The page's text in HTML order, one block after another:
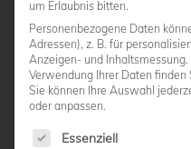
SC Preußen
Erkenschwick
um Erlaubnis bitten.
Personenbezogene Daten
Adressen), z. B. für
Anzeigen- und Inhaltsmessung.
Verwendung Ihrer Daten finden
Sie können Ihre Auswahl
oder anpassen.
Es folgt eine Liste der
Essenziell